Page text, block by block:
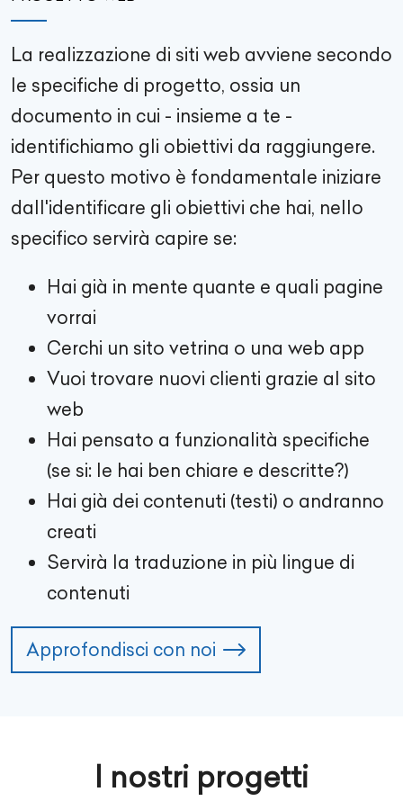
La realizzazione di siti web avviene secondo
le specifiche di progetto, ossia un
documento in cui - insieme a te -
identifichiamo gli obiettivi da raggiungere.
Per questo motivo è fondamentale iniziare
dall'identificare gli obiettivi che hai, nello
specifico servirà capire se:
Hai già in mente quante e quali pagine
vorrai
Cerchi un sito vetrina o una web app
Vuoi trovare nuovi clienti grazie al sito
web
Hai pensato a funzionalità specifiche
(se si: le hai ben chiare e descritte?)
Hai già dei contenuti (testi) o andranno
creati
Servirà la traduzione in più lingue di
contenuti
Approfondisci con noi
I nostri progetti